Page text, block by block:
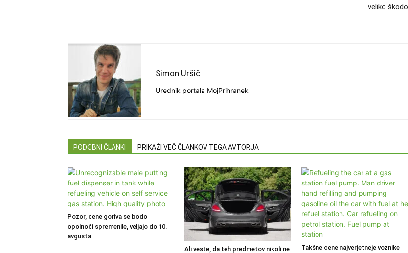
veliko škodo
Simon Uršič
Urednik portala MojPrihranek
PODOBNI ČLANKI PRIKAŽI VEČ ČLANKOV TEGA AVTORJA
Pozor, cene goriva se bodo
opolnoči spremenile, veljajo do 10.
avgusta
Ali veste, da teh predmetov nikoli ne
Takšne cene najverjetneje voznike